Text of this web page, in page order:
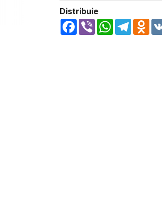
Distribuie
Facebook
Viber WhatsApp